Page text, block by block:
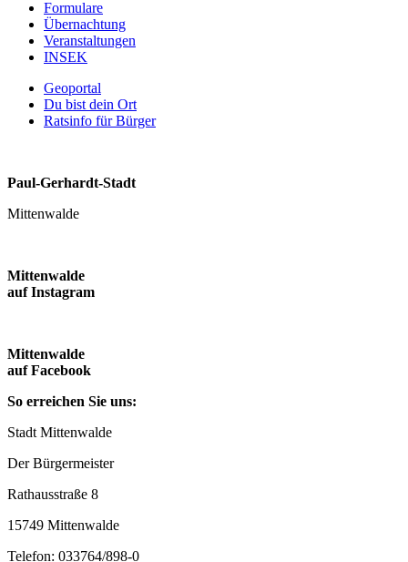
Formulare
Übernachtung
Veranstaltungen
INSEK
Geoportal
Du bist dein Ort
Ratsinfo für Bürger
Paul-Gerhardt-Stadt
Mittenwalde
Mittenwalde
auf Instagram
Mittenwalde
auf Facebook
So erreichen Sie uns:
Stadt Mittenwalde
Der Bürgermeister
Rathausstraße 8
15749 Mittenwalde
Telefon: 033764/898-0